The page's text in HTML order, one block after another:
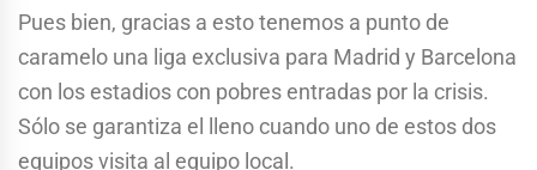
Pues bien, gracias a esto tenemos a punto de
caramelo una liga exclusiva para Madrid y Barcelona
con los estadios con pobres entradas por la crisis.
Sólo se garantiza el lleno cuando uno de estos dos
equipos visita al equipo local.